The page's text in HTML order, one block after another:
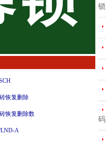
恢复删除
恢复删除数
LND-A
码